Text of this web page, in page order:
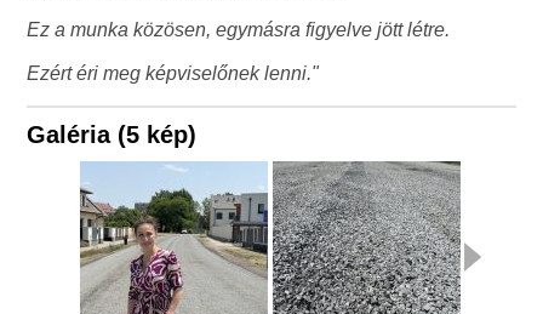
Ez a munka közösen, egymásra figyelve jött létre.
Ezért éri meg képviselőnek lenni."
Galéria (5 kép)